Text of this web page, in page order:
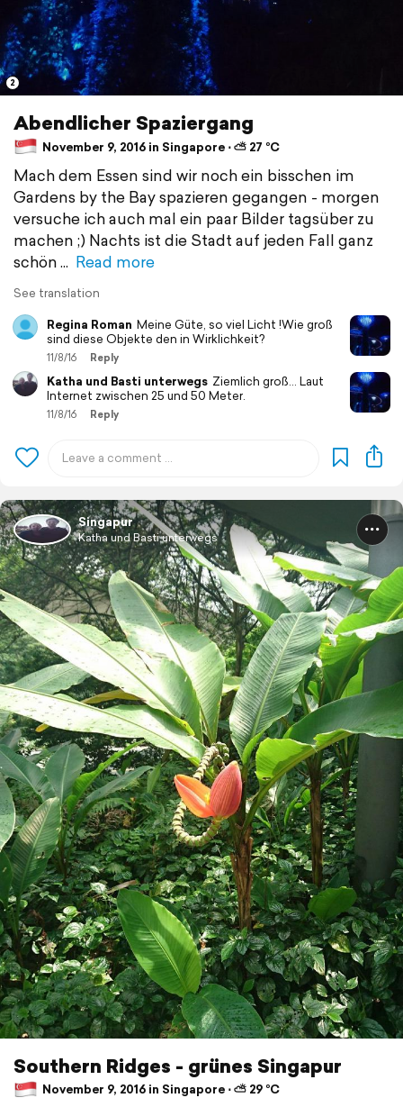
2
Abendlicher Spaziergang
November 9, 2016 in Singapore ⋅ ⛅ 27 °C
Mach dem Essen sind wir noch ein bisschen im
Gardens by the Bay spazieren gegangen - morgen
versuche ich auch mal ein paar Bilder tagsüber zu
machen ;) Nachts ist die Stadt auf jeden Fall ganz
schön
Read more
See translation
Regina Roman Meine Güte, so viel Licht !Wie groß
sind diese Objekte den in Wirklichkeit?
11/8/16 Reply
Katha und Basti unterwegs Ziemlich groß... Laut
Internet zwischen 25 und 50 Meter.
11/8/16 Reply
Singapur
Katha und Basti unterwegs
Southern Ridges - grünes Singapur
November 9, 2016 in Singapore ⋅ ⛅ 29 °C